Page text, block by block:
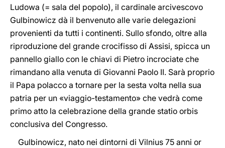
Ludowa (= sala del popolo), il cardinale arcivescovo
Gulbinowicz dà il benvenuto alle varie delegazioni
provenienti da tutti i continenti. Sullo sfondo, oltre alla
riproduzione del grande crocifisso di Assisi, spicca un
pannello giallo con le chiavi di Pietro incrociate che
rimandano alla venuta di Giovanni Paolo II. Sarà proprio
il Papa polacco a tornare per la sesta volta nella sua
patria per un «viaggio-testamento» che vedrà come
primo atto la celebrazione della grande statio orbis
conclusiva del Congresso.
Gulbinowicz, nato nei dintorni di Vilnius 75 anni or